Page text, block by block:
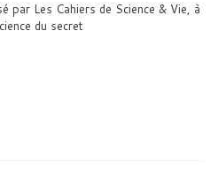
par Les Cahiers de Science & Vie, à
du secret